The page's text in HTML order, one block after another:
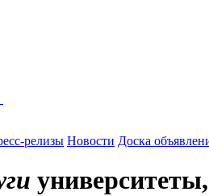
релизы Новости Доска